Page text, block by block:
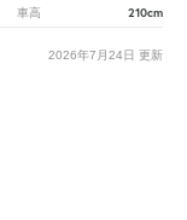
車高 210cm
2026年7月24日 更新